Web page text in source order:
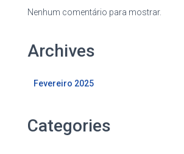
Nenhum comentário para mostrar.
Archives
Fevereiro 2025
Categories